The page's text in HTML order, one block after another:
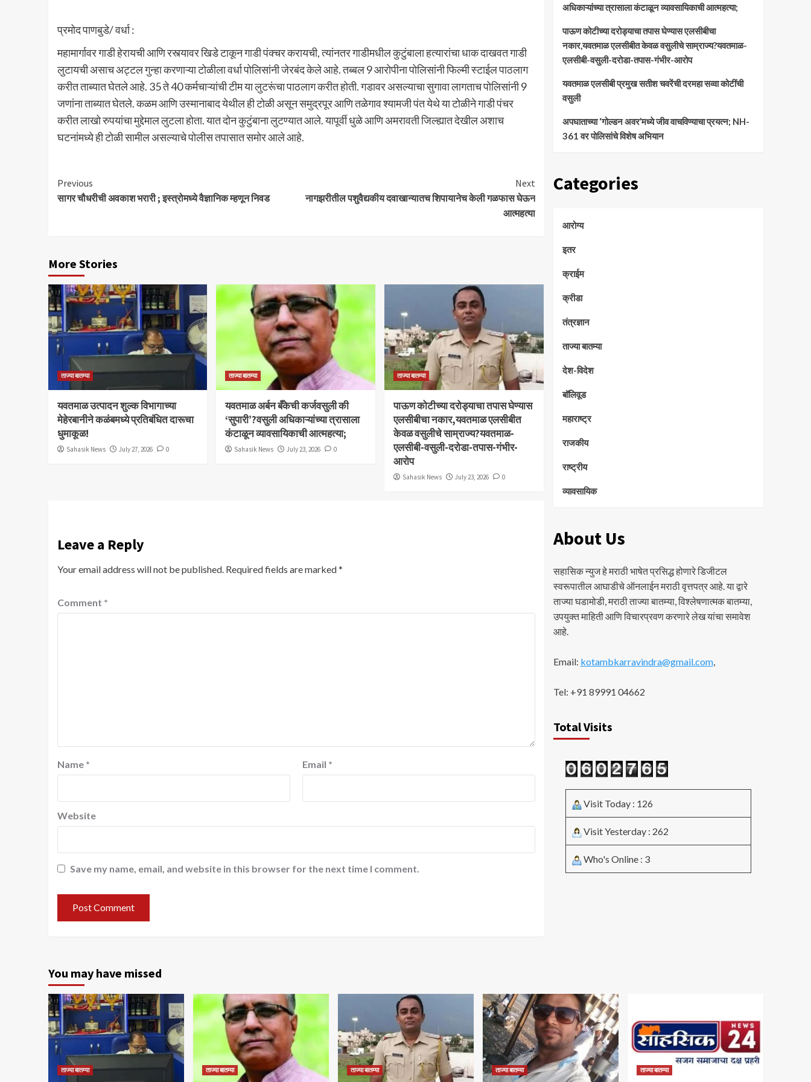
प्रमोद पाणबुडे/ वर्धा :
महामार्गावर गाडी हेरायची आणि रस्त्यावर खिडे टाकून गाडी पंक्चर करायची, त्यांनतर गाडीमधील कुटुंबाला हत्यारांचा धाक दाखवत गाडी
लुटायची असाच अट्टल गुन्हा करणाऱ्या टोळीला वर्धा पोलिसांनी जेरबंद केले आहे. तब्बल 9 आरोपीना पोलिसांनी फिल्मी स्टाईल पाठलाग
करीत ताब्यात घेतले आहे. 35 ते 40 कर्मचाऱ्यांची टीम या लुटरूंचा पाठलाग करीत होती. गडावर असल्याचा सुगावा लागताच पोलिसांनी 9
जणांना ताब्यात घेतले. कळम आणि उस्मानाबाद येथील ही टोळी असून समुद्रपूर आणि तळेगाव श्यामजी पंत येथे या टोळीने गाडी पंचर
करीत लाखो रुपयांचा मुद्देमाल लुटला होता. यात दोन कुटुंबाना लुटण्यात आले. यापूर्वी धुळे आणि अमरावती जिल्ह्यात देखील अशाच
घटनांमध्ये ही टोळी सामील असल्याचे पोलीस तपासात समोर आले आहे.
Continue
Reading
Previous
सागर चौधरीची अवकाश भरारी ; इस्त्रोमध्ये वैज्ञानिक म्हणून निवड
Next
नागझरीतील पशुवैद्यकीय दवाखान्यातच शिपायानेच केली गळफास घेऊन
आत्महत्या
More Stories
ताज्या बातम्या
यवतमाळ उत्पादन शुल्क विभागाच्या
मेहेरबानीने कळंबमध्ये प्रतिबंधित दारूचा
धुमाकूळ!
Sahasik News July 27, 2026 0
ताज्या बातम्या
​यवतमाळ अर्बन बँकेची कर्जवसुली की
‘सुपारी’?वसुली अधिकाऱ्यांच्या त्रासाला
कंटाळून व्यावसायिकाची आत्महत्या;
Sahasik News July 23, 2026 0
ताज्या बातम्या
पाऊण कोटीच्या दरोड्याचा तपास घेण्यास
एलसीबीचा नकार,यवतमाळ एलसीबीत
केवळ वसुलीचे साम्राज्य?यवतमाळ-
एलसीबी-वसुली-दरोडा-तपास-गंभीर-
आरोप
Sahasik News July 23, 2026 0
Leave a Reply
Your email address will not be published. Required fields are marked*
Comment *
Name * Email *
Website
Save my name, email, and website in this browser for the next time I comment.
अधिकाऱ्यांच्या त्रासाला कंटाळून व्यावसायिकाची आत्महत्या;
पाऊण कोटीच्या दरोड्याचा तपास घेण्यास एलसीबीचा
नकार,यवतमाळ एलसीबीत केवळ वसुलीचे साम्राज्य?यवतमाळ-
एलसीबी-वसुली-दरोडा-तपास-गंभीर-आरोप
यवतमाळ एलसीबी प्रमुख सतीश चवरेंची दरमहा सव्वा कोटींची
वसुली
अपघाताच्या ‘गोल्डन अवर’मध्ये जीव वाचविण्याचा प्रयत्न; NH-
361 वर पोलिसांचे विशेष अभियान
Categories
आरोग्य
इतर
क्राईम
क्रीडा
तंत्रज्ञान
ताज्या बातम्या
देश-विदेश
बॉलिवूड
महाराष्ट्र
राजकीय
राष्ट्रीय
व्यावसायिक
About Us
सहासिक न्युज हे मराठी भाषेत प्रसिद्ध होणारे डिजीटल
स्वरूपातील आघाडीचे ऑनलाईन मराठी वृत्तपत्र आहे. या द्वारे
ताज्या घडामोडी, मराठी ताज्या बातम्या, विश्लेषणात्मक बातम्या,
उपयुक्त माहिती आणि विचारप्रवण करणारे लेख यांचा समावेश
आहे.
Email: kotambkarravindra@gmail.com,
Tel: +91 89991 04662
Total Visits
Visit Today : 126
Visit Yesterday : 262
Who's Online : 3
You may have missed
ताज्या बातम्या ताज्या बातम्या ताज्या बातम्या ताज्या बातम्या ताज्या बातम्या